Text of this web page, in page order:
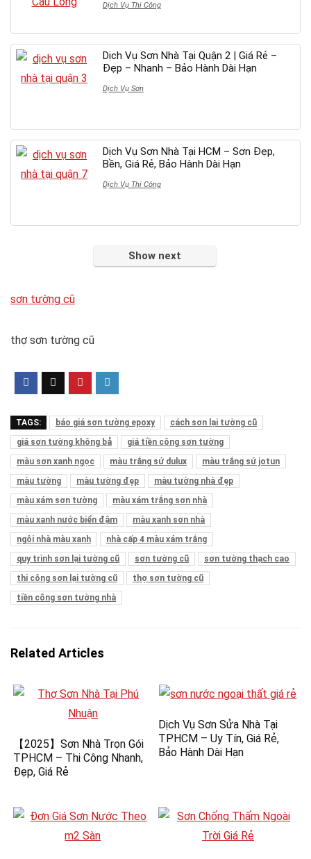
Dịch Vụ Thi Công
Dịch Vụ Sơn Nhà Tại Quận 2 | Giá Rẻ –
Đẹp – Nhanh – Bảo Hành Dài Hạn
Dịch Vụ Sơn
Dịch Vụ Sơn Nhà Tại HCM – Sơn Đẹp,
Bền, Giá Rẻ, Bảo Hành Dài Hạn
Dịch Vụ Thi Công
Show next
sơn tường cũ
thợ sơn tường cũ
TAGS: báo giá sơn tường epoxy
cách sơn lại tường cũ
giá sơn tường không bả
giá tiền công sơn tường
màu sơn xanh ngọc
màu trắng sứ dulux
màu trắng sứ jotun
màu tường
màu tường đẹp
màu tường nhà đẹp
màu xám sơn tường
màu xám trắng sơn nhà
màu xanh nước biển đậm
màu xanh sơn nhà
ngôi nhà màu xanh
nhà cấp 4 màu xám trắng
quy trình sơn lại tường cũ
sơn tường cũ
sơn tường thạch cao
thi công sơn lại tường cũ
thợ sơn tường cũ
tiền công sơn tường nhà
Related Articles
【2025】Sơn Nhà Trọn Gói
TPHCM – Thi Công Nhanh,
Đẹp, Giá Rẻ
Dịch Vụ Sơn Sửa Nhà Tại
TPHCM – Uy Tín, Giá Rẻ,
Bảo Hành Dài Hạn